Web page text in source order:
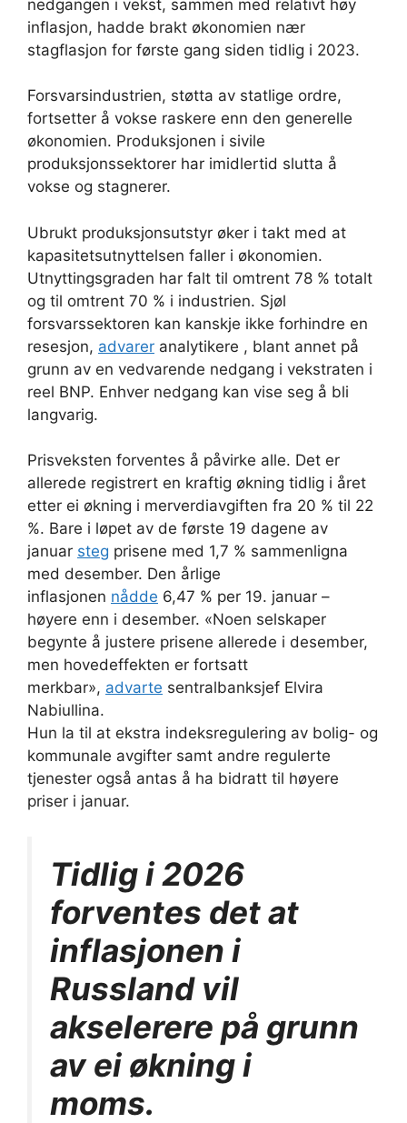
nedgangen i vekst, sammen med relativt høy
inflasjon, hadde brakt økonomien nær
stagflasjon for første gang siden tidlig i 2023.
Forsvarsindustrien, støtta av statlige ordre,
fortsetter å vokse raskere enn den generelle
økonomien. Produksjonen i sivile
produksjonssektorer har imidlertid slutta å
vokse og stagnerer.
Ubrukt produksjonsutstyr øker i takt med at
kapasitetsutnyttelsen faller i økonomien.
Utnyttingsgraden har falt til omtrent 78 % totalt
og til omtrent 70 % i industrien. Sjøl
forsvarssektoren kan kanskje ikke forhindre en
resesjon, advarer analytikere , blant annet på
grunn av en vedvarende nedgang i vekstraten i
reel BNP. Enhver nedgang kan vise seg å bli
langvarig.
Prisveksten forventes å påvirke alle. Det er
allerede registrert en kraftig økning tidlig i året
etter ei økning i merverdiavgiften fra 20 % til 22
%. Bare i løpet av de første 19 dagene av
januar steg prisene med 1,7 % sammenligna
med desember. Den årlige
inflasjonen nådde 6,47 % per 19. januar –
høyere enn i desember. «Noen selskaper
begynte å justere prisene allerede i desember,
men hovedeffekten er fortsatt
merkbar», advarte sentralbanksjef Elvira
Nabiullina.
Hun la til at ekstra indeksregulering av bolig- og
kommunale avgifter samt andre regulerte
tjenester også antas å ha bidratt til høyere
priser i januar.
Tidlig i 2026
forventes det at
inflasjonen i
Russland vil
akselerere på grunn
av ei økning i
moms.